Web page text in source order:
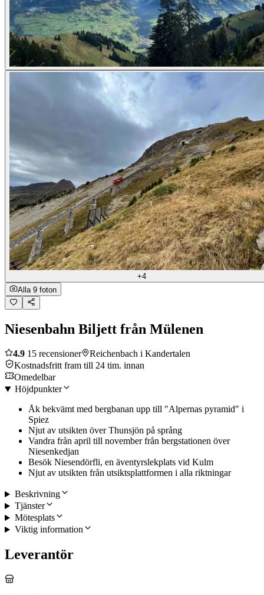
+4
Alla 9 foton
Niesenbahn Biljett från Mülenen
4.9 15 recensioner
Reichenbach i Kandertalen
Kostnadsfritt fram till 24 tim. innan
Omedelbar
Höjdpunkter
Åk bekvämt med bergbanan upp till "Alpernas pyramid" i
Spiez
Njut av utsikten över Thunsjön på språng
Vandra från april till november från bergstationen över
Niesenkedjan
Besök Niesendörfli, en äventyrslekplats vid Kulm
Njut av utsikten från utsiktsplattformen i alla riktningar
Beskrivning
Tjänster
Mötesplats
Viktig information
Leverantör